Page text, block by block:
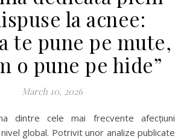
la acnee:
te pune pe mute,
o pune pe hide”
March 10, 2026
global. Potrivit unor analize publicate